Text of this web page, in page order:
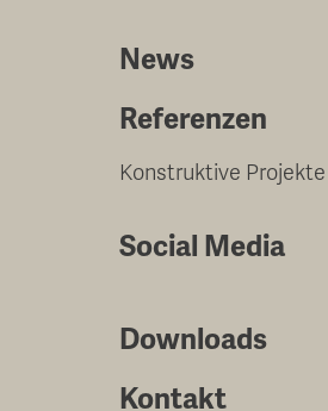
News
Referenzen
Konstruktive Projekte
Social Media
Downloads
Kontakt